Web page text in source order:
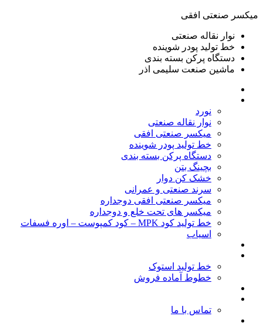
ميكسر صنعتی افقی
نوار نقاله صنعتی
خط تولید پودر شوينده
دستگاه پرکن بسته بندی
ماشين صنعت سليمی اذر
نورد
نوار نقاله صنعتی
ميكسر صنعتی افقی
خط تولید پودر شوينده
دستگاه پرکن بسته بندی
بچينگ بتن
خشک کن دوار
سرند صنعتی و عمرانی
میکسر صنعتی افقی دوجداره
میکسر های تحت خلع و دوجداره
خط تولید کود MPK – کود کمپوست – اوره فسفات
اسیاب
خط تولید استوک
خطوط آماده فروش
تماس با ما